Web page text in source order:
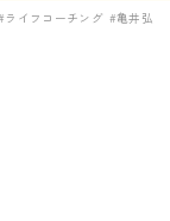
ライフコーチング
亀井弘